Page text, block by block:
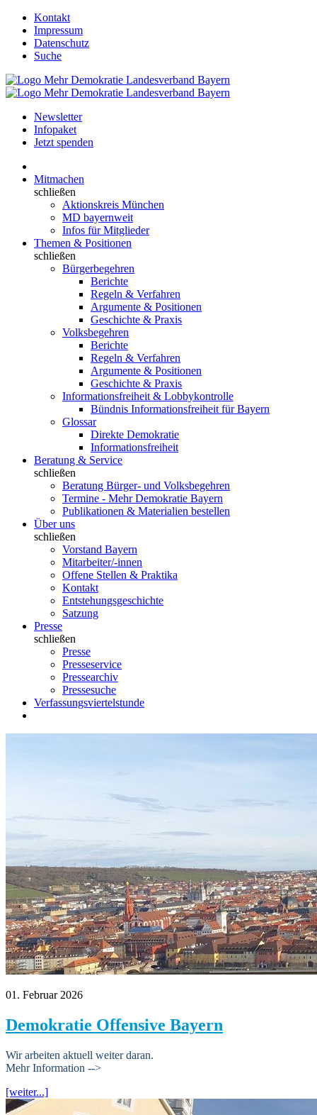
Kontakt
Impressum
Datenschutz
Suche
Newsletter
Infopaket
Jetzt spenden
Mitmachen
schließen
Aktionskreis München
MD bayernweit
Infos für Mitglieder
Themen & Positionen
schließen
Bürgerbegehren
Berichte
Regeln & Verfahren
Argumente & Positionen
Geschichte & Praxis
Volksbegehren
Berichte
Regeln & Verfahren
Argumente & Positionen
Geschichte & Praxis
Informationsfreiheit & Lobbykontrolle
Bündnis Informationsfreiheit für Bayern
Glossar
Direkte Demokratie
Informationsfreiheit
Beratung & Service
schließen
Beratung Bürger- und Volksbegehren
Termine - Mehr Demokratie Bayern
Publikationen & Materialien bestellen
Über uns
schließen
Vorstand Bayern
Mitarbeiter/-innen
Offene Stellen & Praktika
Kontakt
Entstehungsgeschichte
Satzung
Presse
schließen
Presse
Presseservice
Pressearchiv
Pressesuche
Verfassungsviertelstunde
01. Februar 2026
Demokratie Offensive Bayern
Wir arbeiten aktuell weiter daran.
Mehr Information -->
[weiter...]